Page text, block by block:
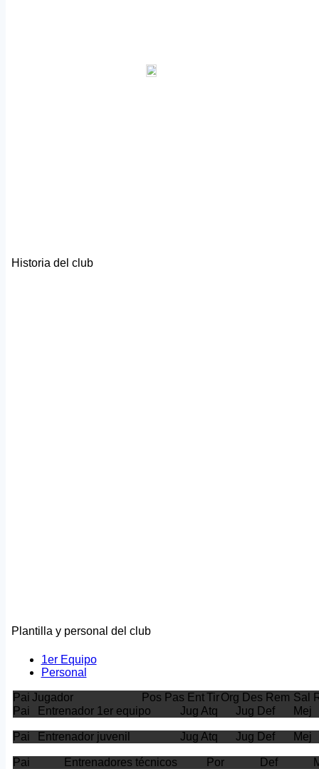
Historia del club
Plantilla y personal del club
1er Equipo
Personal
Pai Jugador Pos Pas Ent Tir Org Des Rem Sal
Pai
Entrenador 1er equipo Jug Atq Jug Def Mej
Pai Entrenador juvenil Jug Atq Jug Def Mej
Pai Entrenadores técnicos Por Def